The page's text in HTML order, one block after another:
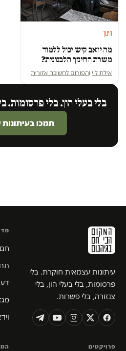
חינוך
מה יואב קיש יכול ללמוד
משרת החינוך הלבנונית?
אילת לוי והפורום לחשיבה אזורית
בלי בעלי הון. בלי פרסומות.
תמכו
עיתונות עצמאית חוקרת. בלי
פרסומות, בלי בעלי הון, בלי
צנזורה, בלי פשרות.
חם
פרויקטים